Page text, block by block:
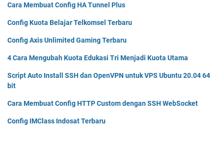
Cara Membuat Config HA Tunnel Plus
Config Kuota Belajar Telkomsel Terbaru
Config Axis Unlimited Gaming Terbaru
4 Cara Mengubah Kuota Edukasi Tri Menjadi Kuota Utama
Script Auto Install SSH dan OpenVPN untuk VPS Ubuntu 20.04 64
bit
Cara Membuat Config HTTP Custom dengan SSH WebSocket
Config IMClass Indosat Terbaru